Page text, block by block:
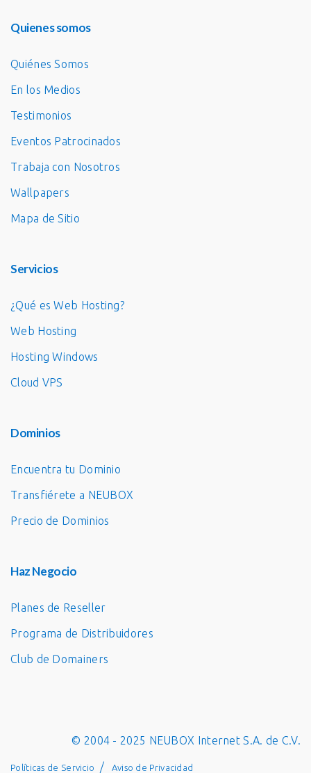
Quienes somos
Quiénes Somos
En los Medios
Testimonios
Eventos Patrocinados
Trabaja con Nosotros
Wallpapers
Mapa de Sitio
Servicios
¿Qué es Web Hosting?
Web Hosting
Hosting Windows
Cloud VPS
Dominios
Encuentra tu Dominio
Transfiérete a NEUBOX
Precio de Dominios
Haz Negocio
Planes de Reseller
Programa de Distribuidores
Club de Domainers
© 2004 - 2025 NEUBOX Internet S.A. de C.V.
Políticas de Servicio Aviso de Privacidad